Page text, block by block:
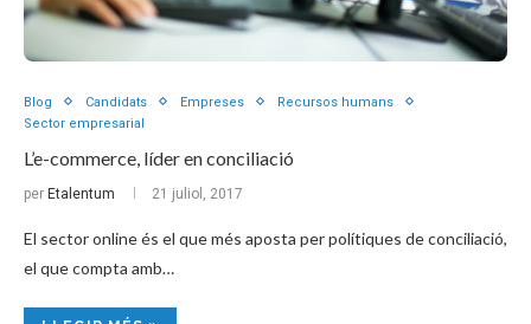
Blog Candidats Empreses
Recursos humans
Sector empresarial
L’e-commerce, líder en conciliació
per Etalentum 21 juliol, 2017
El sector online és el que més aposta per polítiques de conciliació,
el que compta amb…